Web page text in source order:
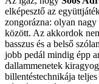
elképesztő az
zongorázna: olyan nagy
között. Az akkordok
basszus és a belső
jobb pedál mindig épp
dallammenetek
billentéstechnikája